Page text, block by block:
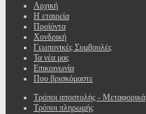
Αρχική
Η εταιρεία
Προϊόντα
Χονδρική
Γεωπονικές Συμβουλές
Τα νέα μας
Επικοινωνία
Που βρισκόμαστε
Τρόποι αποστολής - Μεταφορικά
Τρόποι πληρωμής